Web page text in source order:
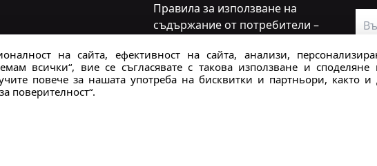
Правила за използване на
съдържание от потребители –
с информационна цел и се основават на фиксиран курс на конвертиране
на сайта, ефективност на сайта, анализи,
всички“, вие се съгласявате с такова използване и споделяне
повече за нашата употреба на бисквитки и партньори, както и
поверителност“.